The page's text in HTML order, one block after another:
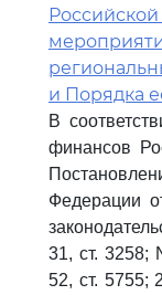
и Порядка
В
финансов
Федерации
31, ст. 3258;
52, ст. 5755;